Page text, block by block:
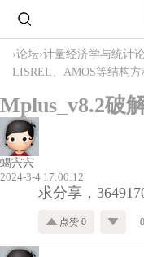
›论坛›计量经济学与统计
LISREL、AMOS等结构
Mplus_v8.2破
蝎宍宍
2024-3-4 17:00:12
求分享，
点赞 0 0